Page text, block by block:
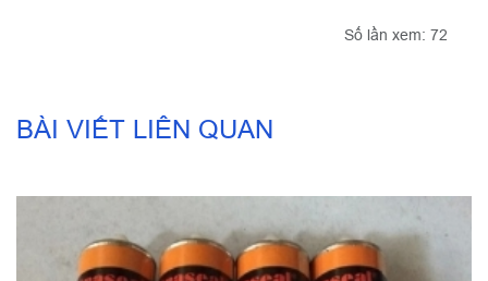
Số lần xem: 72
BÀI VIẾT LIÊN QUAN